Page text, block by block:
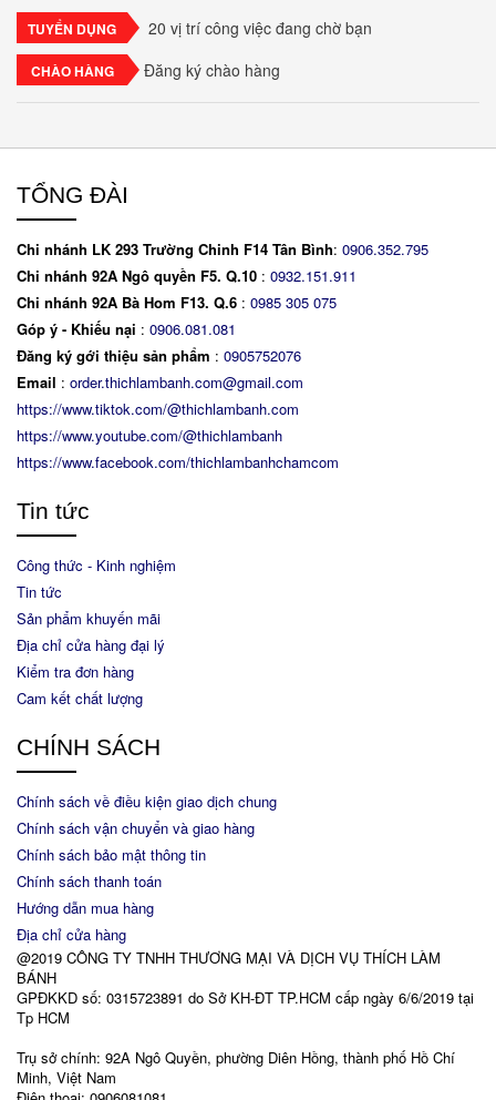
TUYỂN DỤNG 20 vị trí công việc đang chờ bạn
CHÀO HÀNG Đăng ký chào hàng
TỔNG ĐÀI
Chi nhánh LK 293 Trường Chinh F14 Tân Bình: 0906.352.795
Chi nhánh 92A Ngô quyền F5. Q.10 : 0932.151.911
Chi nhánh 92A Bà Hom F13. Q.6 : 0985 305 075
Góp ý - Khiếu nại : 0906.081.081
Đăng ký gới thiệu sản phẩm : 0905752076
Email : order.thichlambanh.com@gmail.com
https://www.tiktok.com/@thichlambanh.com
https://www.youtube.com/@thichlambanh
https://www.facebook.com/thichlambanhchamcom
Tin tức
Công thức - Kinh nghiệm
Tin tức
Sản phẩm khuyến mãi
Địa chỉ cửa hàng đại lý
Kiểm tra đơn hàng
Cam kết chất lượng
CHÍNH SÁCH
Chính sách về điều kiện giao dịch chung
Chính sách vận chuyển và giao hàng
Chính sách bảo mật thông tin
Chính sách thanh toán
Hướng dẫn mua hàng
Địa chỉ cửa hàng
@2019 CÔNG TY TNHH THƯƠNG MẠI VÀ DỊCH VỤ THÍCH LÀM
BÁNH
GPĐKKD số: 0315723891 do Sở KH-ĐT TP.HCM cấp ngày 6/6/2019 tại
Tp HCM
Trụ sở chính: 92A Ngô Quyền, phường Diên Hồng, thành phố Hồ Chí
Minh, Việt Nam